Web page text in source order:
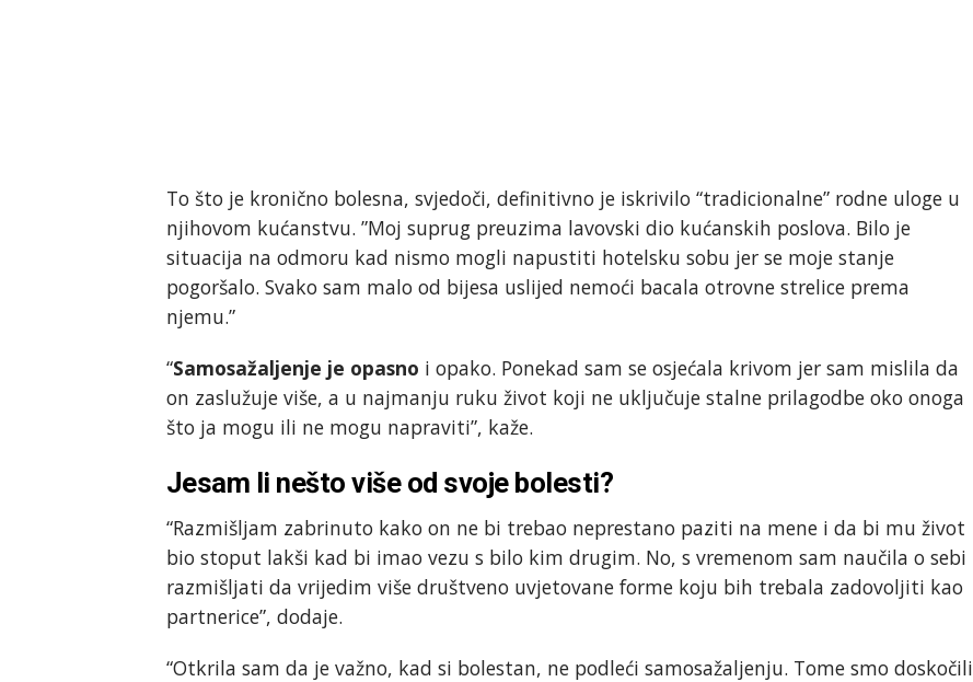
To što je kronično bolesna, svjedoči, definitivno je iskrivilo “tradicionalne” rodne uloge u
njihovom kućanstvu. ”Moj suprug preuzima lavovski dio kućanskih poslova. Bilo je
situacija na odmoru kad nismo mogli napustiti hotelsku sobu jer se moje stanje
pogoršalo. Svako sam malo od bijesa uslijed nemoći bacala otrovne strelice prema
njemu.”
“Samosažaljenje je opasno i opako. Ponekad sam se osjećala krivom jer sam mislila da
on zaslužuje više, a u najmanju ruku život koji ne uključuje stalne prilagodbe oko onoga
što ja mogu ili ne mogu napraviti”, kaže.
Jesam li nešto više od svoje bolesti?
“Razmišljam zabrinuto kako on ne bi trebao neprestano paziti na mene i da bi mu život
bio stoput lakši kad bi imao vezu s bilo kim drugim. No, s vremenom sam naučila o sebi
razmišljati da vrijedim više društveno uvjetovane forme koju bih trebala zadovoljiti kao
partnerice”, dodaje.
“Otkrila sam da je važno, kad si bolestan, ne podleći samosažaljenju. Tome smo doskočili